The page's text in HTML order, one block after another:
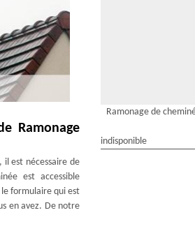
Ramonage
est nécessaire de
est accessible
formulaire qui est
en avez. De notre
Ramonage de
indisponible